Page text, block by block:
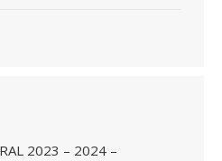
2023 – 2024 –